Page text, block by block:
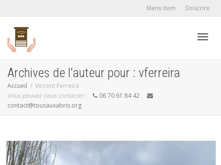
Menu Item S’inscrire
Archives de l'auteur pour : vferreira
Accueil
Vincent Ferreira
Vous pouvez nous contacter :
06 70 61 84 42
contact@tousauxabris.org